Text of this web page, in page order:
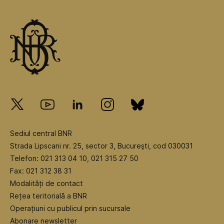
Sediul central BNR
Strada Lipscani nr. 25, sector 3, Bucureşti, cod 030031
Telefon: 021 313 04 10, 021 315 27 50
Fax: 021 312 38 31
Modalități de contact
Rețea teritorială a BNR
Operațiuni cu publicul prin sucursale
Abonare newsletter